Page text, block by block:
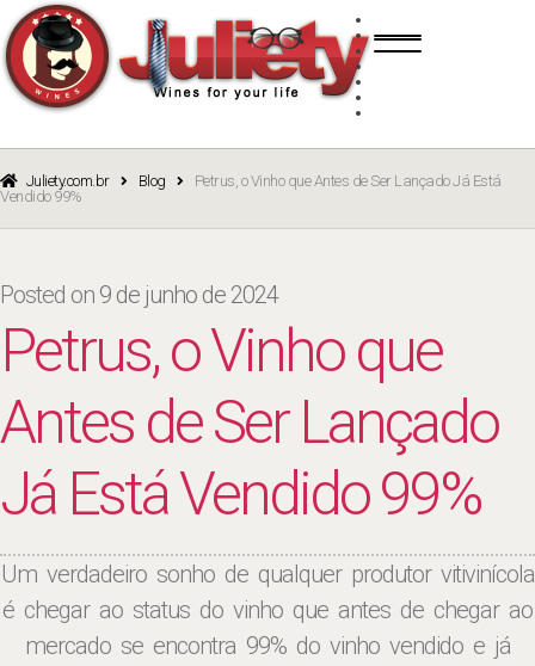
navigation
content
BRANCO
ROSÉ
Juliety.com.br Blog
Petrus, o Vinho que Antes de Ser Lançado Já Está
Vendido 99%
Posted on 9 de junho de 2024
Petrus, o Vinho que
Antes de Ser Lançado
Já Está Vendido 99%
Um verdadeiro sonho de qualquer produtor vitivinícola
é chegar ao status do vinho que antes de chegar ao
mercado se encontra 99% do vinho vendido e já